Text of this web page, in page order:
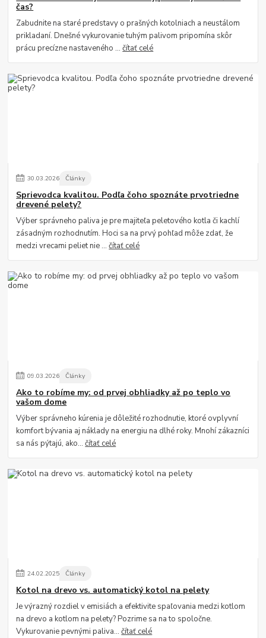
čas?
Zabudnite na staré predstavy o prašných kotolniach a neustálom
prikladaní. Dnešné vykurovanie tuhým palivom pripomína skôr
prácu precízne nastaveného ...čítať celé
30.03.2026 Články
Sprievodca kvalitou. Podľa čoho spoznáte prvotriedne
drevené pelety?
Výber správneho paliva je pre majiteľa peletového kotla či kachlí
zásadným rozhodnutím. Hoci sa na prvý pohľad môže zdať, že
medzi vrecami peliet nie ...čítať celé
09.03.2026 Články
Ako to robíme my: od prvej obhliadky až po teplo vo
vašom dome
Výber správneho kúrenia je dôležité rozhodnutie, ktoré ovplyvní
komfort bývania aj náklady na energiu na dlhé roky. Mnohí zákazníci
sa nás pýtajú, ako...čítať celé
24.02.2025 Články
Kotol na drevo vs. automatický kotol na pelety
Je výrazný rozdiel v emisiách a efektivite spaľovania medzi kotlom
na drevo a kotlom na pelety? Pozrime sa na to spoločne.
Vykurovanie pevnými paliva...čítať celé